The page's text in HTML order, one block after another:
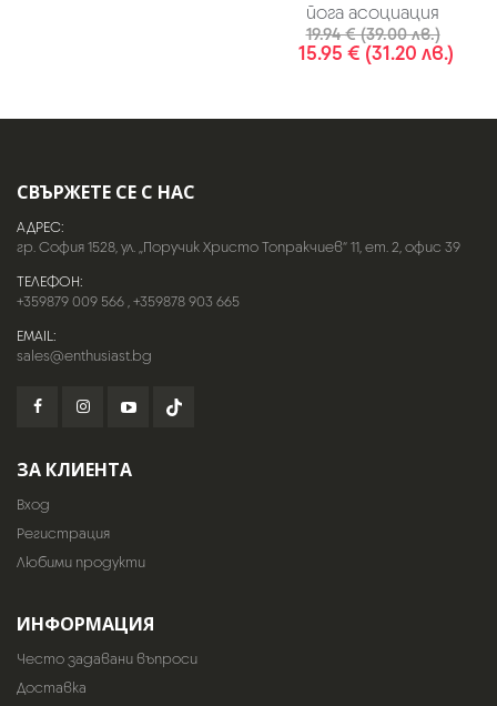
йога асоциация
19.94 € (39.00 лв.)
15.95 € (31.20 лв.)
СВЪРЖЕТЕ СЕ С НАС
АДРЕС:
гр. София 1528, ул. „Поручик Христо Топракчиев“ 11, ет. 2, офис 39
ТЕЛЕФОН:
+359879 009 566,+359878 903 665
EMAIL:
sales@enthusiast.bg
ЗА КЛИЕНТА
Вход
Регистрация
Любими продукти
ИНФОРМАЦИЯ
Често задавани въпроси
Доставка